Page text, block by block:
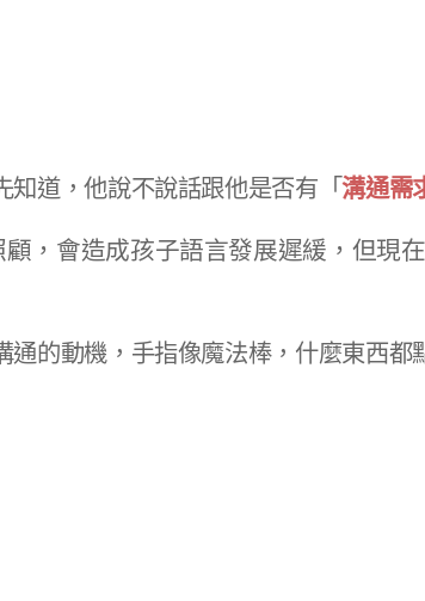
知道，他說不說話跟他是否有「溝通需
，會造成孩子語言發展遲緩，​但現
通的動機，​手指像魔法棒，什麼東西都